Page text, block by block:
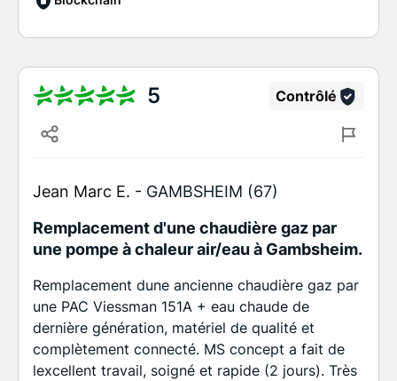
5 Contrôlé
Jean Marc E. - GAMBSHEIM (67)
Remplacement d'une chaudière gaz par
une pompe à chaleur air/eau à Gambsheim.
Remplacement dune ancienne chaudière gaz par
une PAC Viessman 151A + eau chaude de
dernière génération, matériel de qualité et
complètement connecté. MS concept a fait de
lexcellent travail, soigné et rapide (2 jours). Très